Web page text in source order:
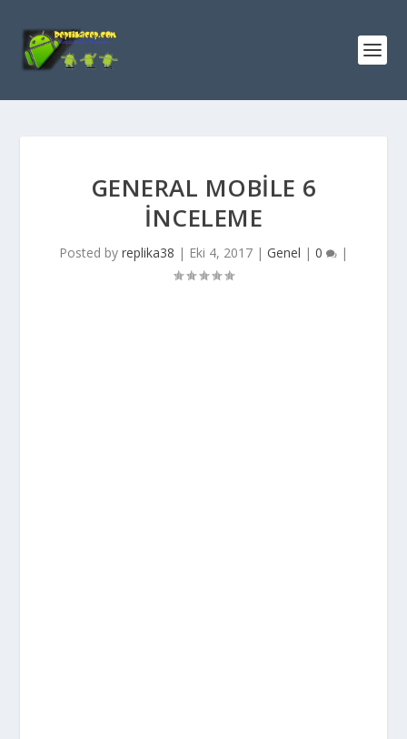
GENERAL MOBILE 6
INCELEME
Posted by replika38 | Eki 4, 2017 | Genel | 0 |